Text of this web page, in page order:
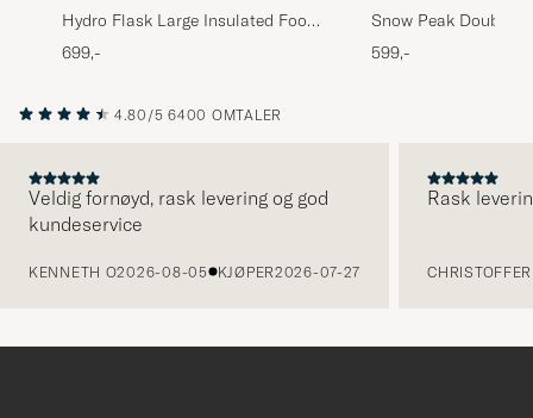
Hydro Flask Large Insulated Food
Jar Black
699,-
Snow Peak Double
Mug 300 Titanium
599,-
4.80/5 6400 OMTALER
Veldig fornøyd, rask levering og god
kundeservice
KENNETH O2026-08-05 KJØPER2026-07-27
Rask